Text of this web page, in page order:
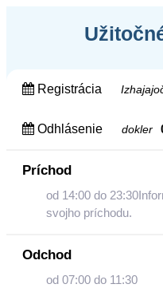
Registrácia
Odhlásenie dokler
Príchod
od 14:00 do
svojho príchodu.
Odchod
od 07:00 do 11:30